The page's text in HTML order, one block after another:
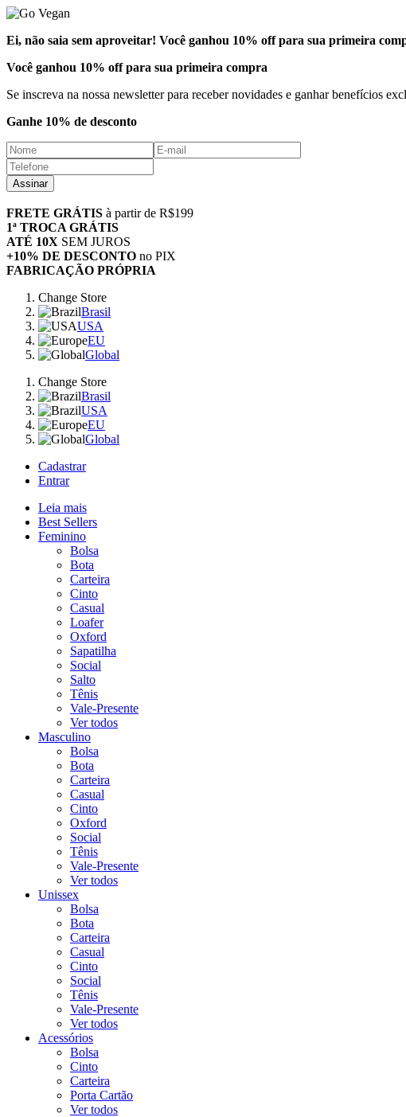
Ei, não saia sem aproveitar! Você ganhou 10% off para sua primeira
Você ganhou 10% off para sua primeira compra
Se inscreva na nossa newsletter para receber novidades e ganhar benefícios
Ganhe 10% de desconto
Assinar
FRETE GRÁTIS à partir de R$199
1ª TROCA GRÁTIS
ATÉ 10X SEM JUROS
+10% DE DESCONTO no PIX
FABRICAÇÃO PRÓPRIA
Change Store
Brasil
USA
EU
Global
Change Store
Brasil
USA
EU
Global
Cadastrar
Entrar
Leia mais
Best Sellers
Feminino
Bolsa
Bota
Carteira
Cinto
Casual
Loafer
Oxford
Sapatilha
Social
Salto
Tênis
Vale-Presente
Ver todos
Masculino
Bolsa
Bota
Carteira
Casual
Cinto
Oxford
Social
Tênis
Vale-Presente
Ver todos
Unissex
Bolsa
Bota
Carteira
Casual
Cinto
Social
Tênis
Vale-Presente
Ver todos
Acessórios
Bolsa
Cinto
Carteira
Porta Cartão
Ver todos